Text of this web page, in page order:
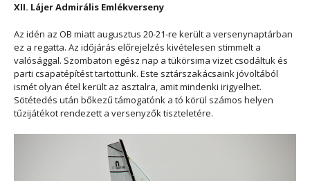
XII. Lájer Admirális Emlékverseny
Az idén az OB miatt augusztus 20-21-re került a versenynaptárban
ez a regatta. Az időjárás előrejelzés kivételesen stimmelt a
valósággal. Szombaton egész nap a tükörsima vizet csodáltuk és
parti csapatépítést tartottunk. Este sztárszakácsaink jóvoltából
ismét olyan étel került az asztalra, amit mindenki irigyelhet.
Sötétedés után bőkezű támogatónk a tó körül számos helyen
tűzijátékot rendezett a versenyzők tiszteletére.